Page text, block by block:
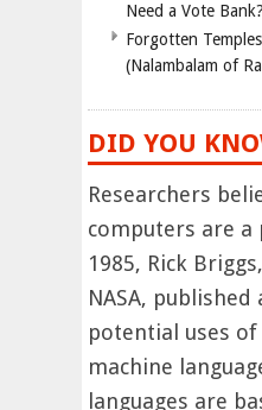
Need a Vote
Forgotten
(Nalambalam of
DID YOU
Researchers
computers are
1985, Rick
NASA,
potential uses of
machine
languages are